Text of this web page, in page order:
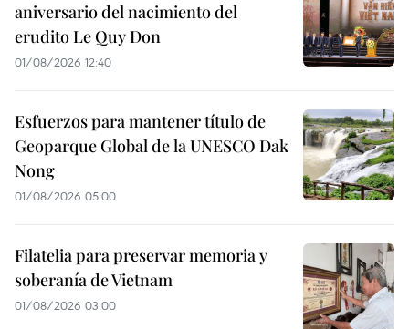
aniversario del nacimiento del
erudito Le Quy Don
01/08/2026 12:40
Esfuerzos para mantener título de
Geoparque Global de la UNESCO Dak
Nong
01/08/2026 05:00
Filatelia para preservar memoria y
soberanía de Vietnam
01/08/2026 03:00